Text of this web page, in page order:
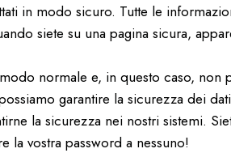
in modo sicuro. Tutte le
siete su una pagina sicura,
normale e, in questo caso, non
garantire la sicurezza dei
la sicurezza nei nostri sistemi.
vostra password a nessuno!